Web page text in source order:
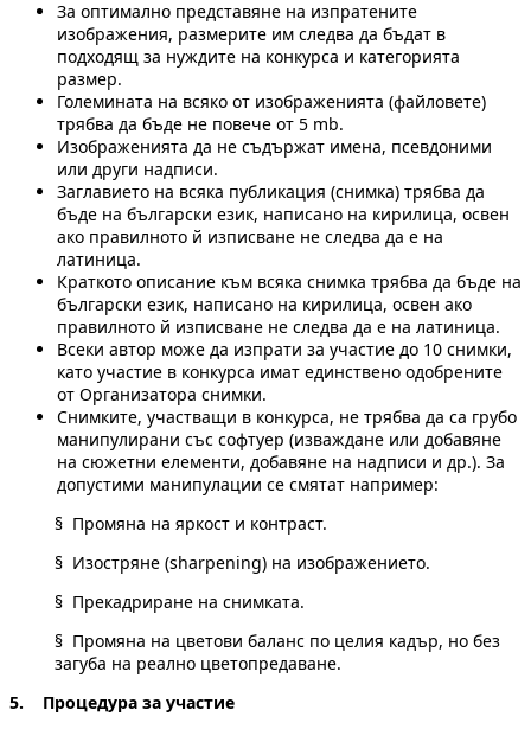
За оптимално представяне на изпратените
изображения, размерите им следва да бъдат в
подходящ за нуждите на конкурса и категорията
размер.
Големината на всяко от изображенията (файловете)
трябва да бъде не повече от 5 mb.
Изображенията да не съдържат имена, псевдоними
или други надписи.
Заглавието на всяка публикация (снимка) трябва да
бъде на български език, написано на кирилица, освен
ако правилното й изписване не следва да е на
латиница.
Краткото описание към всяка снимка трябва да бъде на
български език, написано на кирилица, освен ако
правилното й изписване не следва да е на латиница.
Всеки автор може да изпрати за участие до 10 снимки,
като участие в конкурса имат единствено одобрените
от Организатора снимки.
Снимките, участващи в конкурса, не трябва да са грубо
манипулирани със софтуер (изваждане или добавяне
на сюжетни елементи, добавяне на надписи и др.). За
допустими манипулации се смятат например:
§ Промяна на яркост и контраст.
§ Изостряне (sharpening) на изображението.
§ Прекадриране на снимката.
§ Промяна на цветови баланс по целия кадър, но без
загуба на реално цветопредаване.
5. Процедура за участие